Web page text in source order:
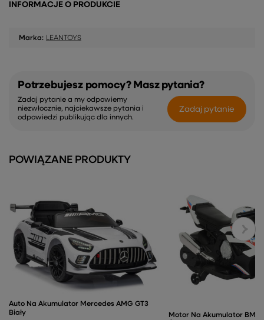
INFORMACJE O PRODUKCIE
Marka: LEANTOYS
Potrzebujesz pomocy? Masz pytania?
Zadaj pytanie a my odpowiemy
niezwłocznie, najciekawsze pytania i
odpowiedzi publikując dla innych.
Zadaj pytanie
POWIĄZANE PRODUKTY
Auto Na Akumulator Mercedes AMG GT3
Biały
Motor Na Akumulator BMW